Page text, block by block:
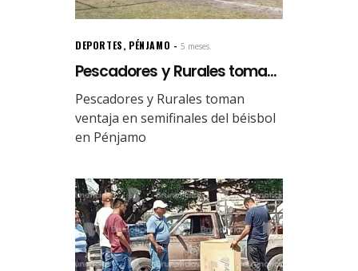
DEPORTES, PÉNJAMO 5 meses.
Pescadores y Rurales toma...
Pescadores y Rurales toman
ventaja en semifinales del béisbol
en Pénjamo